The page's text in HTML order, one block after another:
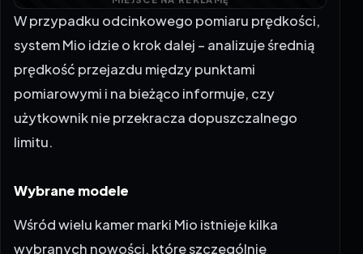
system Mio idzie o krok dalej – analizuje średnią
pomiarowymi i na bieżąco informuje, czy
użytkownik nie przekracza dopuszczalnego
limitu.
Wśród wielu kamer marki Mio istnieje kilka
wybranych nowości, które szczególnie
zasługują na uwagę, nie tylko ze względu na